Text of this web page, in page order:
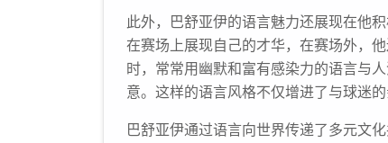
此外，巴舒亚伊的语言魅力还展现在他
在赛场上展现自己的才华，在赛场外，
时，常常用幽默和富有感染力的语言与
意。这样的语言风格不仅增进了与球迷
巴舒亚伊通过语言向世界传递了多元文